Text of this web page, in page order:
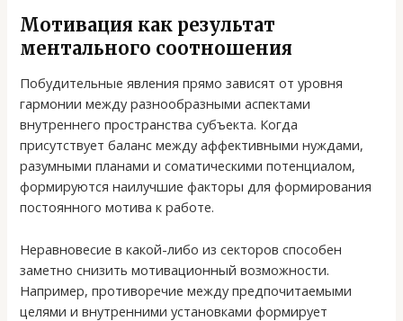
Мотивация как результат
ментального соотношения
Побудительные явления прямо зависят от уровня
гармонии между разнообразными аспектами
внутреннего пространства субъекта. Когда
присутствует баланс между аффективными нуждами,
разумными планами и соматическими потенциалом,
формируются наилучшие факторы для формирования
постоянного мотива к работе.
Неравновесие в какой-либо из секторов способен
заметно снизить мотивационный возможности.
Например, противоречие между предпочитаемыми
целями и внутренними установками формирует